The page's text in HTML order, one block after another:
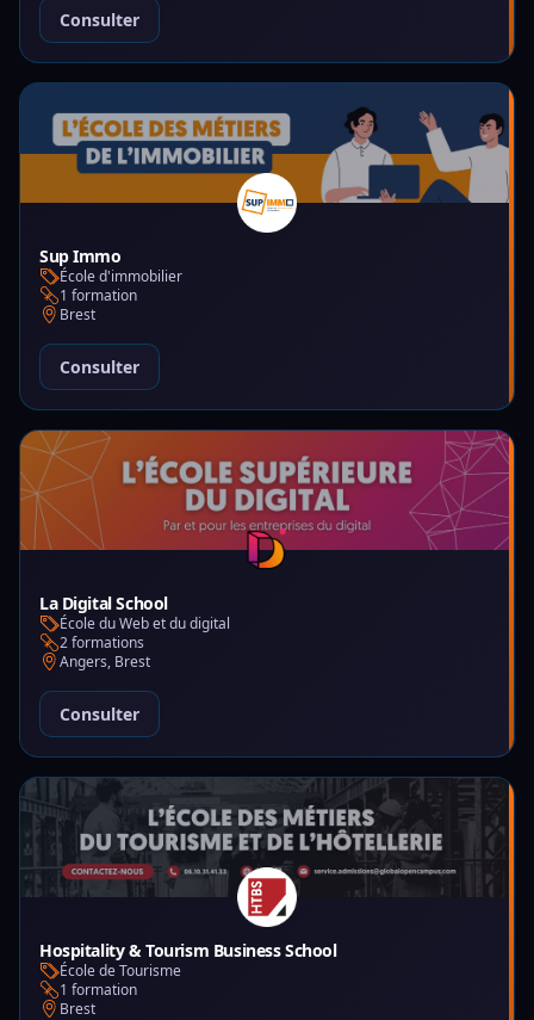
Consulter
Sup Immo
École d'immobilier
1 formation
Brest
Consulter
La Digital School
École du Web et du digital
2 formations
Angers, Brest
Consulter
Hospitality & Tourism Business School
École de Tourisme
1 formation
Brest